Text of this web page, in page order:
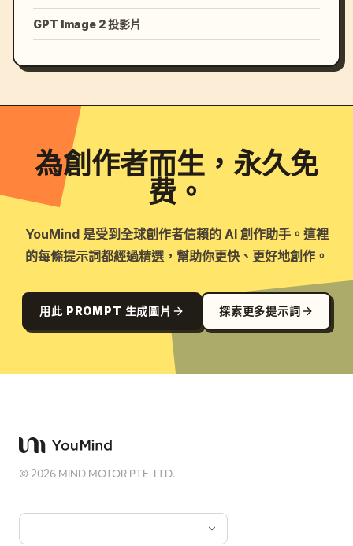
GPT Image 2 投影片
為創作者而生，永久免
费。
YouMind 是受到全球創作者信賴的 AI 創作助手。這裡
的每條提示詞都經過精選，幫助你更快、更好地創作。
用此 PROMPT 生成圖片 探索更多提示詞
©2026 MIND MOTOR PTE. LTD.